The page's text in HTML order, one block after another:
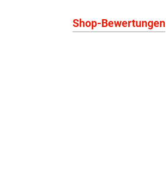
Shop-Bewertungen